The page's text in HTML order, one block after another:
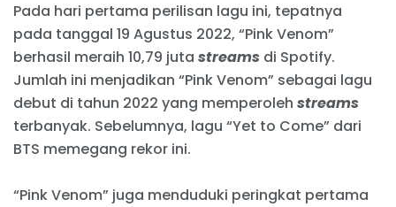
Pada hari pertama perilisan lagu ini, tepatnya
pada tanggal 19 Agustus 2022, “Pink Venom”
berhasil meraih 10,79 juta streams di Spotify.
Jumlah ini menjadikan “Pink Venom” sebagai lagu
debut di tahun 2022 yang memperoleh streams
terbanyak. Sebelumnya, lagu “Yet to Come” dari
BTS memegang rekor ini.
“Pink Venom” juga menduduki peringkat pertama